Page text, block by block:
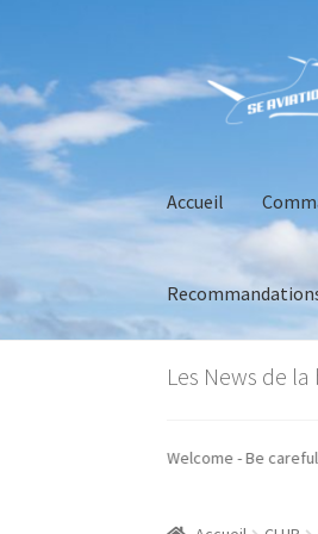
Aller
à
Aller
au
contenu
Accueil
AccueilCommande
Les News de
sont indiqués hors taxes - Welcome -